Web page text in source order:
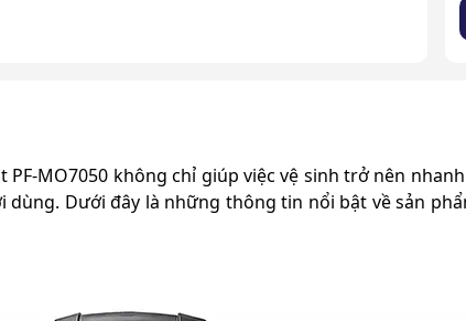
PF-MO7050 không chỉ giúp việc vệ sinh trở nên
Dưới đây là những thông tin nổi bật về sản